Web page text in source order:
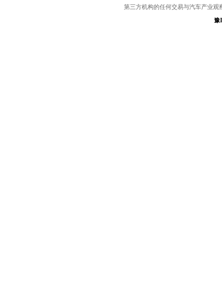
第三方机构的任何交易与汽车产业
豫